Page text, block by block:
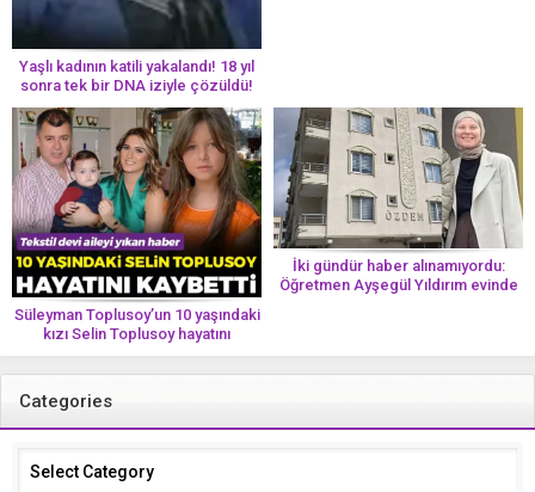
Yaşlı kadının katili yakalandı! 18 yıl
sonra tek bir DNA iziyle çözüldü!
Süleyman Toplusoy’un 10 yaşındaki
kızı Selin Toplusoy hayatını
kaybetti! ‘Ah dünya güzeli melek’
İki gündür haber alınamıyordu:
Öğretmen Ayşegül Yıldırım evinde
Categories
Categories